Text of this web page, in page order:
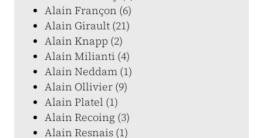
Alain Françon (6)
Alain Girault (21)
Alain Knapp (2)
Alain Milianti (4)
Alain Neddam (1)
Alain Ollivier (9)
Alain Platel (1)
Alain Recoing (3)
Alain Resnais (1)